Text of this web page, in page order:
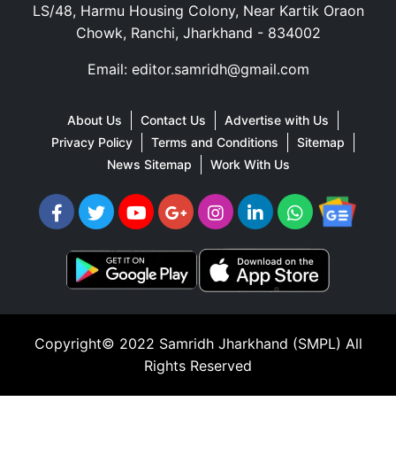
LS/48, Harmu Housing Colony, Near Kartik Oraon
Chowk, Ranchi, Jharkhand - 834002
Email: editor.samridh@gmail.com
About Us Contact Us
Advertise with Us
Privacy Policy
Terms and Conditions
Sitemap
News Sitemap
Work With Us
Copyright© 2022 Samridh Jharkhand (SMPL) All
Rights Reserved